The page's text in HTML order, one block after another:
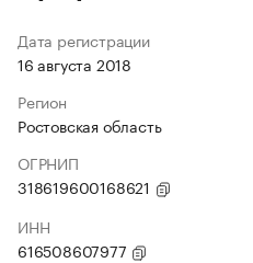
Дата регистрации
16 августа 2018
Регион
Ростовская область
ОГРНИП
318619600168621
ИНН
616508607977